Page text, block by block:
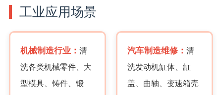
工业应用场景
机械制造行业： 清
洗各类机械零件、大
型模具、铸件、锻
汽车制造维修： 清
洗发动机缸体、缸
盖、曲轴、变速箱壳